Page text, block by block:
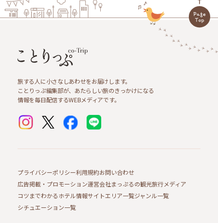
旅する人に小さなしあわせをお届けします。
ことりっぷ編集部が、あたらしい旅のきっかけになる
情報を毎日配信するWEBメディアです。
プライバシーポリシー利用規約お問い合わせ
広告掲載・プロモーション運営会社まっぷるの観光旅行メディア
コツまでわかるホテル情報サイトエリア一覧ジャンル一覧
シチュエーション一覧